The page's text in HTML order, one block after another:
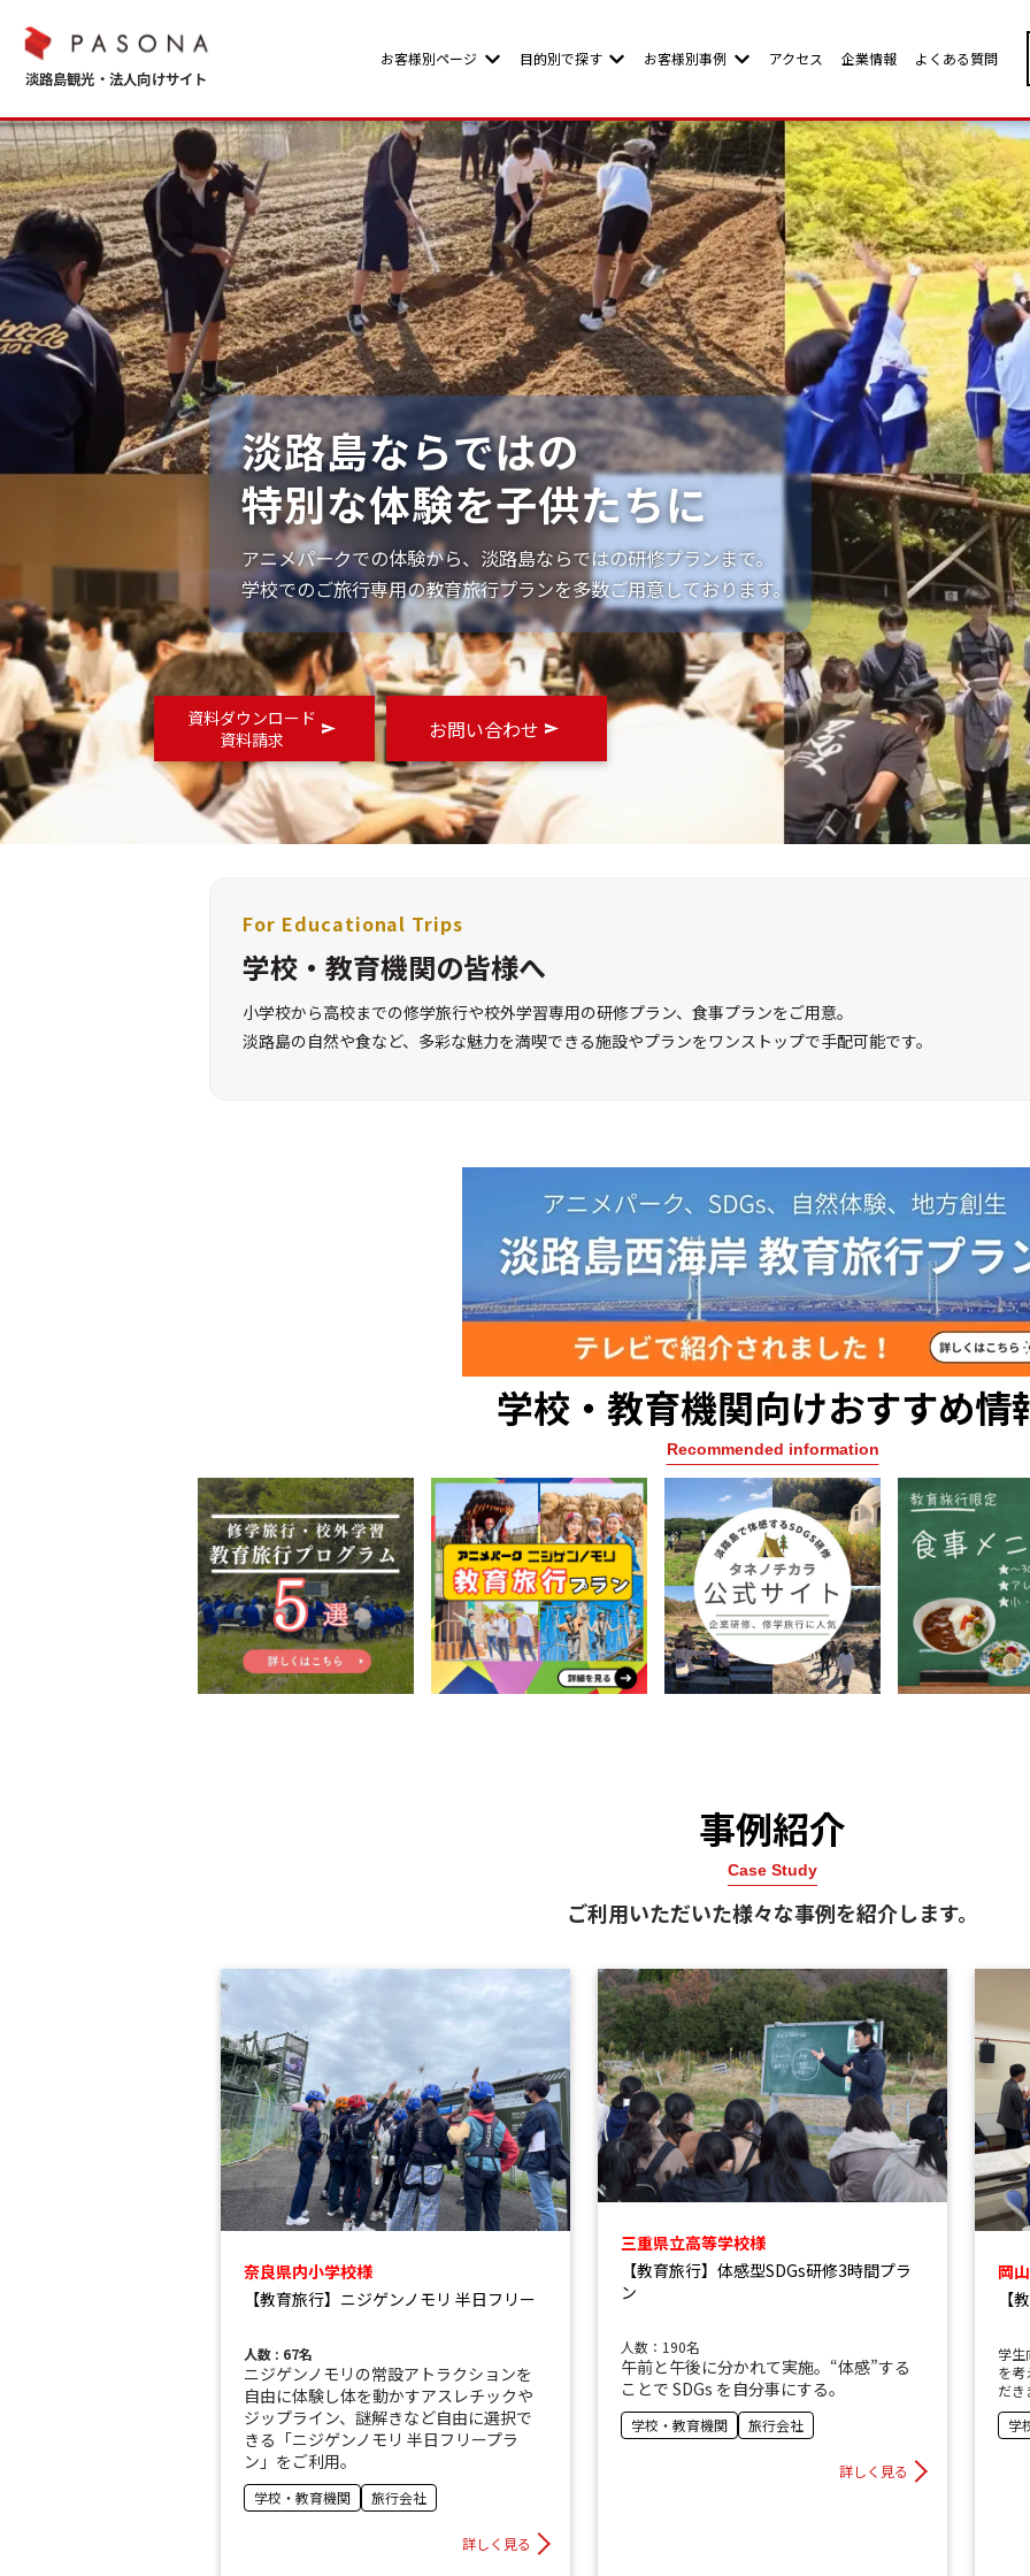
お客様別ページ Show submenu for お客様別ページ
目的別で探す Show submenu for 目的別で探す
お客様別事例 Show submenu for お客様別事例
アクセス 企業情報 よくある質問
淡路島ならではの
特別な体験を子供たちに
アニメパークでの体験から、淡路島ならではの研修プランまで。
学校でのご旅行専用の教育旅行プランを多数ご用意しております。
資料ダウンロード
資料請求
お問い合わせ
For Educational Trips
学校・教育機関の皆様へ
小学校から高校までの修学旅行や校外学習専用の研修プラン、食事プランをご用意。
淡路島の自然や食など、多彩な魅力を満喫できる施設やプランをワンストップで手配可能です。
学校・教育機関向けおすすめ情
Recommended information
事例紹介
Case Study
ご利用いただいた様々な事例を紹介します。
奈良県内小学校様
【教育旅行】ニジゲンノモリ 半日フリー
人数 : 67名
ニジゲンノモリの常設アトラクションを
自由に体験し体を動かすアスレチックや
ジップライン、謎解きなど自由に選択で
きる 「ニジゲンノモリ 半日フリープラ
ン」をご利用。
学校・教育機関 旅行会社
詳しく見る
三重県立高等学校様
【教育旅行】体感型SDGs研修3時間プラ
ン
人数：190名
午前と午後に分かれて実施。“体感”する
ことで SDGs を自分事にする。
学校・教育機関 旅行会社
詳しく見る
岡
【
学生
を考
だき
学